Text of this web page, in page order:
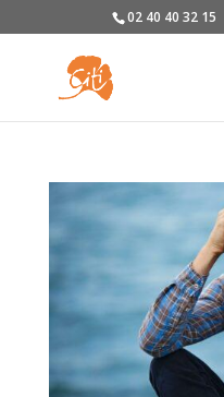
02 40 40 32 15